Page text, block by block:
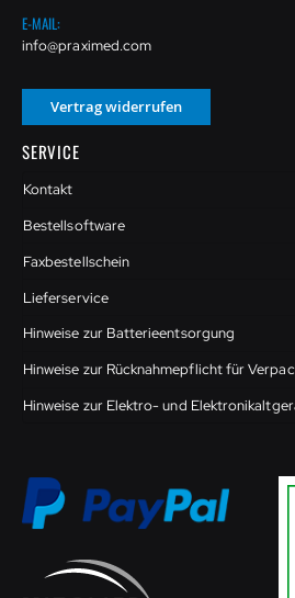
E-MAIL:
info@praximed.com
Vertrag widerrufen
SERVICE
Kontakt
Bestellsoftware
Faxbestellschein
Lieferservice
Hinweise zur Batterieentsorgung
Hinweise zur Rücknahmepflicht für
Hinweise zur Elektro- und